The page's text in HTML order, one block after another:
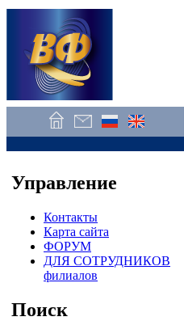
Управление
Контакты
Карта сайта
ФОРУМ
ДЛЯ СОТРУДНИКОВ
филиалов
Поиск